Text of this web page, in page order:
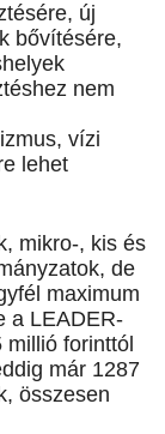
új
bővítésére,
nem
vízi
lehet
mikro-, kis és
de
maximum
a LEADER-
forinttól
már 1287
összesen